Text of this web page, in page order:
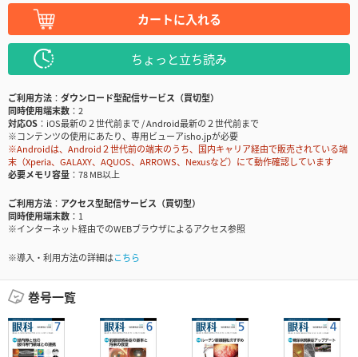
カートに入れる
ちょっと立ち読み
ご利用方法
ダウンロード型配信サービス（買切型）
同時使用端末数
2
対応OS
iOS最新の２世代前まで / Android最新の２世代前まで
※コンテンツの使用にあたり、専用ビューアisho.jpが必要
※Androidは、Android２世代前の端末のうち、国内キャリア経由で販売されている端
末（Xperia、GALAXY、AQUOS、ARROWS、Nexusなど）にて動作確認しています
必要メモリ容量
78 MB以上
ご利用方法
アクセス型配信サービス（買切型）
同時使用端末数
1
※インターネット経由でのWEBブラウザによるアクセス参照
※導入・利用方法の詳細はこちら
巻号一覧